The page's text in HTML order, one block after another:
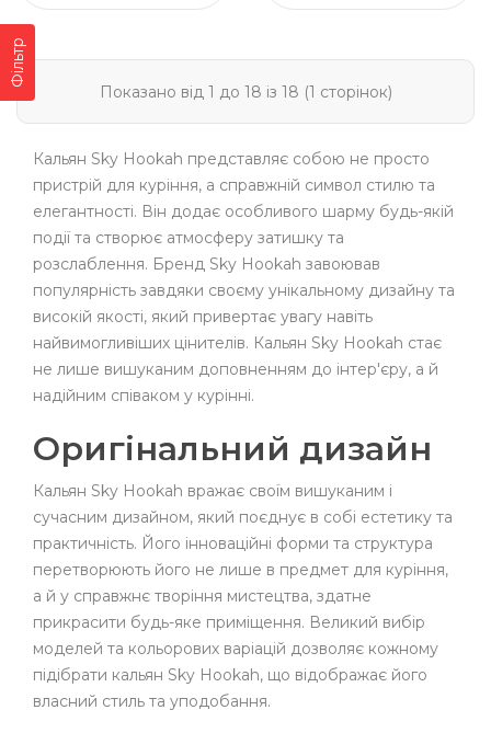
Фільтр
Показано від 1 до 18 із 18 (1 сторінок)
Кальян Sky Hookah представляє собою не просто
пристрій для куріння, а справжній символ стилю та
елегантності. Він додає особливого шарму будь-якій
події та створює атмосферу затишку та
розслаблення. Бренд Sky Hookah завоював
популярність завдяки своєму унікальному дизайну та
високій якості, який привертає увагу навіть
найвимогливіших цінителів. Кальян Sky Hookah стає
не лише вишуканим доповненням до інтер'єру, а й
надійним співаком у курінні.
Оригінальний дизайн
Кальян Sky Hookah вражає своїм вишуканим і
сучасним дизайном, який поєднує в собі естетику та
практичність. Його інноваційні форми та структура
перетворюють його не лише в предмет для куріння,
а й у справжнє творіння мистецтва, здатне
прикрасити будь-яке приміщення. Великий вибір
моделей та кольорових варіацій дозволяє кожному
підібрати кальян Sky Hookah, що відображає його
власний стиль та уподобання.